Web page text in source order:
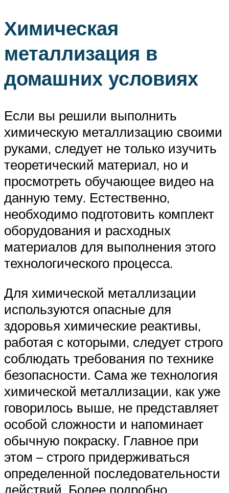
Химическая
металлизация в
домашних условиях
Если вы решили выполнить
химическую металлизацию своими
руками, следует не только изучить
теоретический материал, но и
просмотреть обучающее видео на
данную тему. Естественно,
необходимо подготовить комплект
оборудования и расходных
материалов для выполнения этого
технологического процесса.
Для химической металлизации
используются опасные для
здоровья химические реактивы,
работая с которыми, следует строго
соблюдать требования по технике
безопасности. Сама же технология
химической металлизации, как уже
говорилось выше, не представляет
особой сложности и напоминает
обычную покраску. Главное при
этом – строго придерживаться
определенной последовательности
действий. Более подробно